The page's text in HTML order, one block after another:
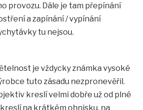
provozu. Dále je tam přepínání
a zapínání / vypínání
tu nejsou.
je vždycky známka vysoké
tuto zásadu nezpronevěřil.
kreslí velmi dobře už od plné
na krátkém ohnisku, na